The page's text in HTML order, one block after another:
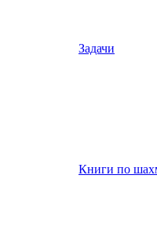
Задачи
Книги по